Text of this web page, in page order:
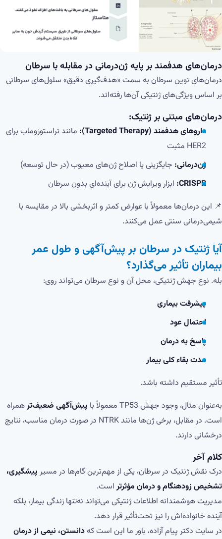
درمان‌های هدفمند بر پایه ژن‌درمانی در مقابله با سرطان
درمان‌های نوین سرطان به سمت «هدف‌گیری دقیق» سلول‌های سرطانی
بر اساس ویژگی‌های ژنتیکی آن‌ها رفته‌اند.
درمان‌های مبتنی بر ژنتیک:
داروهای هدفمند (Targeted Therapy):
مانند تراستوزوماب برای
HER2 مثبت
ژن‌درمانی: جایگزینی یا اصلاح ژن‌های معیوب (در حال توسعه)
CRISPR: ابزار ویرایش ژن برای آینده‌ای بدون سرطان
📌 این درمان‌ها معمولاً با عوارض کمتر و اثربخشی بالا در مقایسه با
شیمی‌درمانی سنتی عمل می‌کنند.
آیا ژنتیک در سرطان بر پیش‌آگهی و طول عمر
بیماران تأثیر می‌گذارد؟
بله. نوع جهش ژنتیکی، محل آن و نوع سرطان می‌تواند روی:
پیشرفت بیماری
احتمال عود
پاسخ به درمان
مدت بقاء کلی بیمار
تأثیر مستقیم داشته باشد.
به‌عنوان مثال، وجود جهش TP53 معمولاً با
پیش‌آگهی ضعیف‌ترهمراه
است. در مقابل، برخی ژن‌ها مانند NTRK در صورت درمان مناسب، نتایج
درخشانی دارند.
کلام آخر
درک نقش ژنتیک در سرطان، یکی از مهم‌ترین گام‌ها در مسیر پیشگیری،
تشخیص زودهنگام و درمان مؤثرتراست.
مدیریت هوشمندانه اطلاعات ژنتیکی می‌تواند نه‌تنها زندگی بیمار، بلکه
آینده خانواده‌اش را نیز تحت‌تأثیر قرار دهد.
در سایت دکتر پیام آزاده، باور ما این است کهدانستن، نیمی از درمان